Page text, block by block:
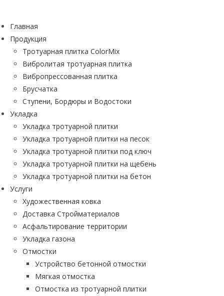
содержимому
Главная
Продукция
Тротуарная плитка ColorMix
Вибролитая тротуарная плитка
Вибропрессованная плитка
Брусчатка
Ступени, Бордюры и Водостоки
Укладка
Укладка тротуарной плитки
Укладка тротуарной плитки на песок
Укладка тротуарной плитки под ключ
Укладка тротуарной плитки на щебень
Укладка тротуарной плитки на бетон
Услуги
Художественная ковка
Доставка Стройматериалов
Асфальтирование территории
Укладка газона
Отмостки
Устройство бетонной отмостки
Мягкая отмостка
Отмостка из тротуарной плитки